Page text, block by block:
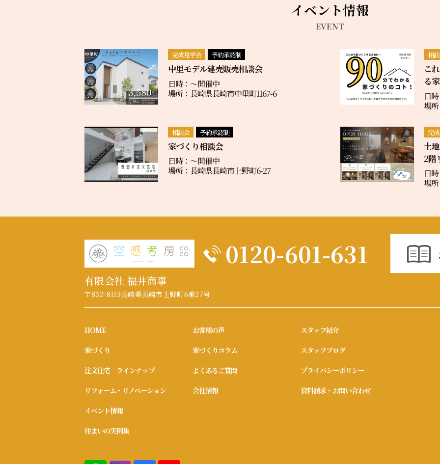
イベント情報
EVENT
完成見学会 予約承認制
中里モデル建売販売相談会
日時：〜開催中
場所：長崎県長崎市中里町1167-6
相
こ
る
日
場
相談会 予約承認制
家づくり相談会
日時：〜開催中
場所：長崎県長崎市上野町6-27
完
土
2階
日
場
有限会社 福井商事
〒852-8113長崎県長崎市上野町6番27号
0120-601-631
HOME
家づくり
注文住宅 ラインナップ
リフォーム・リノベーション
イベント情報
住まいの実例集
お客様の声
家づくりコラム
よくあるご質問
会社情報
スタッフ紹介
スタッフブログ
プライバシーポリシー
資料請求・お問い合わせ